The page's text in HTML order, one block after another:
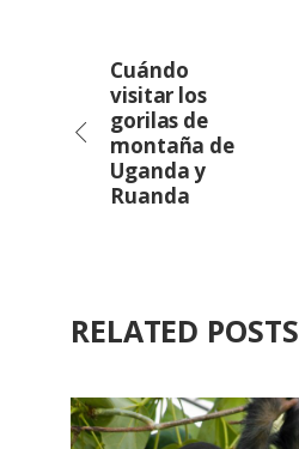
Cuándo
visitar los
gorilas de
montaña de
Uganda y
Ruanda
RELATED POSTS